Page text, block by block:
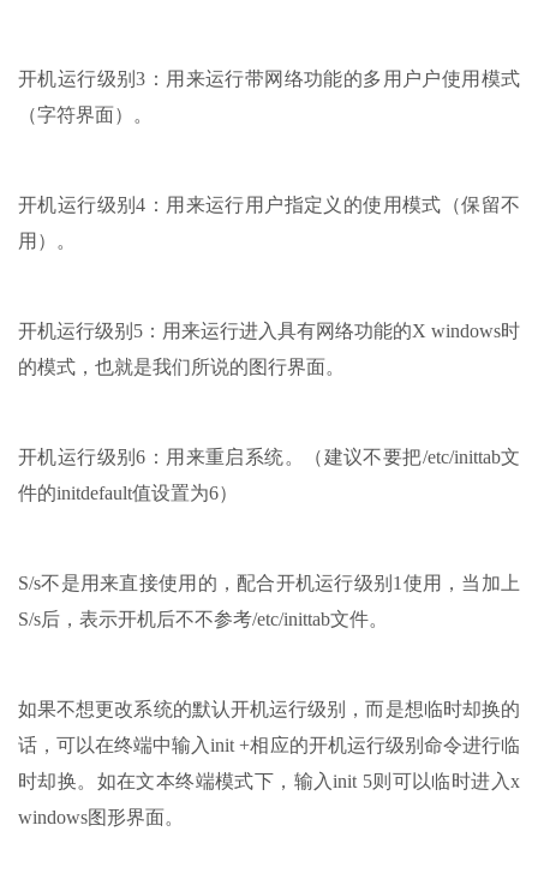
开机运行级别3：用来运行带网络功能的多用户户使用模式
（字符界面）。
开机运行级别4：用来运行用户指定义的使用模式（保留不
用）。
开机运行级别5：用来运行进入具有网络功能的X windows时
的模式，也就是我们所说的图行界面。
开机运行级别6：用来重启系统。（建议不要把/etc/inittab文
件的initdefault值设置为6）
S/s不是用来直接使用的，配合开机运行级别1使用，当加上
S/s后，表示开机后不不参考/etc/inittab文件。
如果不想更改系统的默认开机运行级别，而是想临时却换的
话，可以在终端中输入init +相应的开机运行级别命令进行临
时却换。如在文本终端模式下，输入init 5则可以临时进入x
windows图形界面。